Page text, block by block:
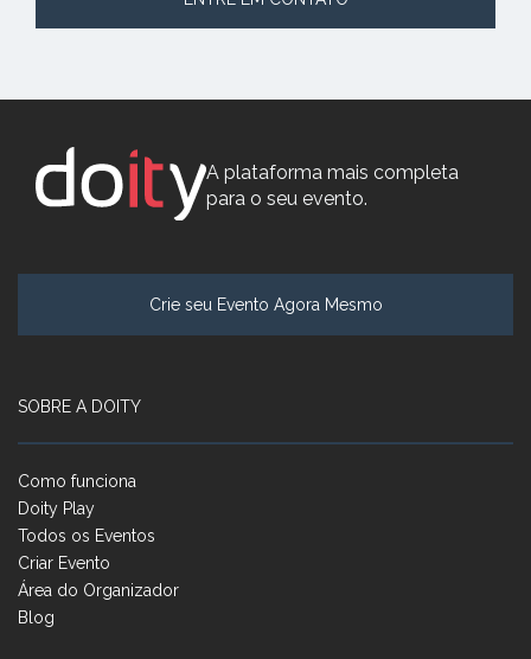
A plataforma mais completa
para o seu evento.
Crie seu Evento Agora Mesmo
SOBRE A DOITY
Como funciona
Doity Play
Todos os Eventos
Criar Evento
Área do Organizador
Blog